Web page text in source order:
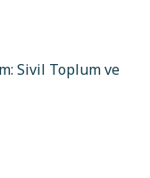
Sivil Toplum ve